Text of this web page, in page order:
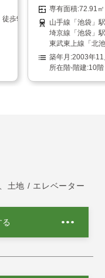
歩9分
72.91
山手線「池袋」
埼京線「池袋」
東武東上線「北
2003年11
10
土地 / エレベーター